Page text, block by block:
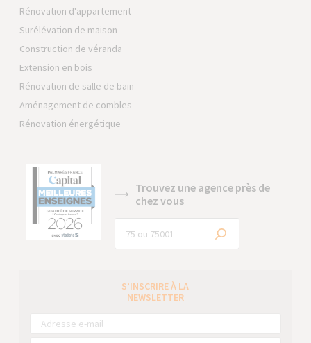
Rénovation d'appartement
Surélévation de maison
Construction de véranda
Extension en bois
Rénovation de salle de bain
Aménagement de combles
Rénovation énergétique
Trouvez une agence près de
chez vous
S’INSCRIRE À LA
NEWSLETTER